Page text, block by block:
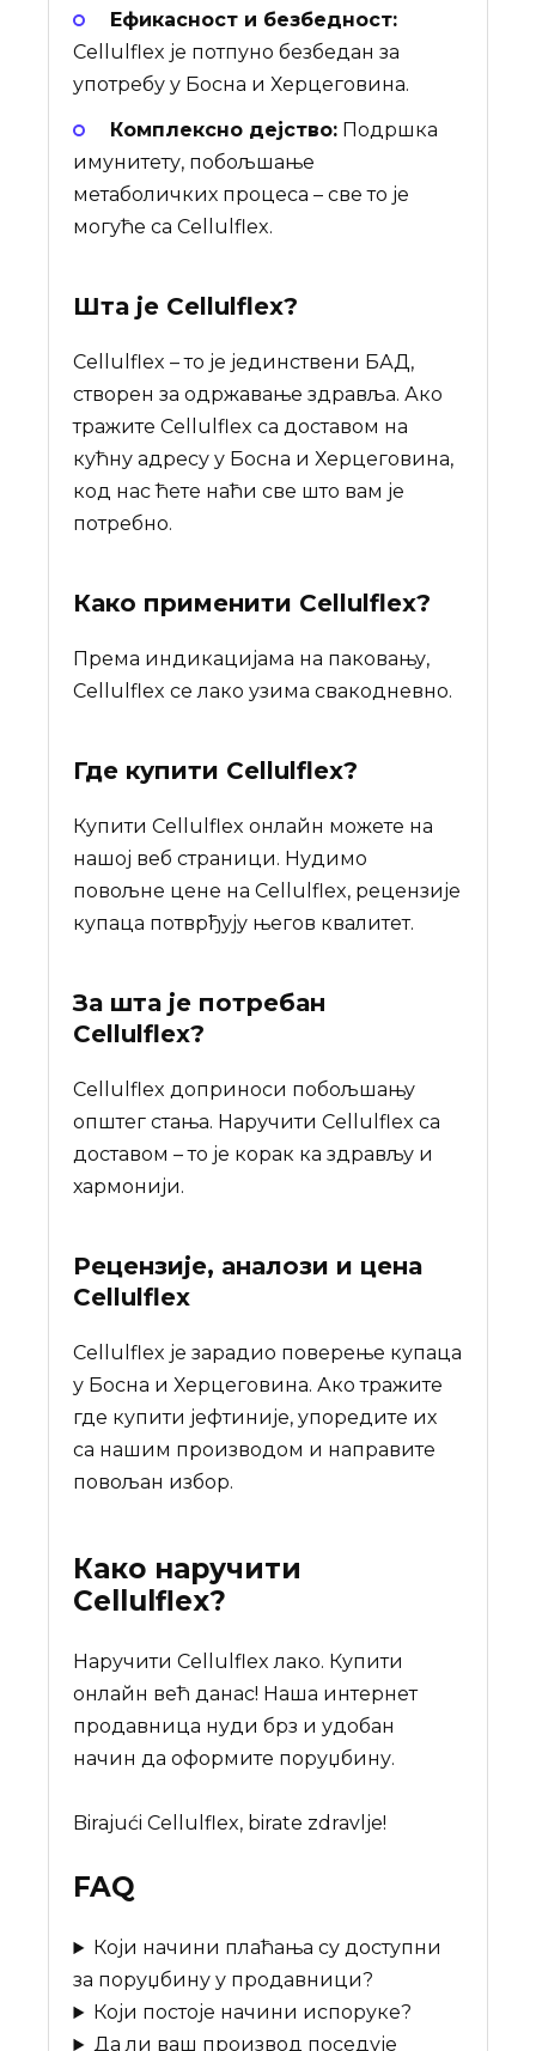
Ефикасност и безбедност:
Cellulflex је потпуно безбедан за
употребу у Босна и Херцеговина.
Комплексно дејство: Подршка
имунитету, побољшање
метаболичких процеса – све то је
могуће са Cellulflex.
Шта је Cellulflex?
Cellulflex – то је јединствени БАД,
створен за одржавање здравља. Ако
тражите Cellulflex са доставом на
кућну адресу у Босна и Херцеговина,
код нас ћете наћи све што вам је
потребно.
Како применити Cellulflex?
Према индикацијама на паковању,
Cellulflex се лако узима свакодневно.
Где купити Cellulflex?
Купити Cellulflex онлайн можете на
нашој веб страници. Нудимо
повољне цене на Cellulflex, рецензије
купаца потврђују његов квалитет.
За шта је потребан
Cellulflex?
Cellulflex доприноси побољшању
општег стања. Наручити Cellulflex са
доставом – то је корак ка здрављу и
хармонији.
Рецензије, аналози и цена
Cellulflex
Cellulflex је зарадио поверење купаца
у Босна и Херцеговина. Ако тражите
где купити јефтиније, упоредите их
са нашим производом и направите
повољан избор.
Како наручити
Cellulflex?
Наручити Cellulflex лакo. Купити
онлайн већ данас! Наша интернет
продавница нуди брз и удобан
начин да оформите поруџбину.
Birajući Cellulflex, birate zdravlje!
FAQ
Који начини плаћања су доступни
за поруџбину у продавници?
Који постоје начини испоруке?
Да ли ваш производ поседује